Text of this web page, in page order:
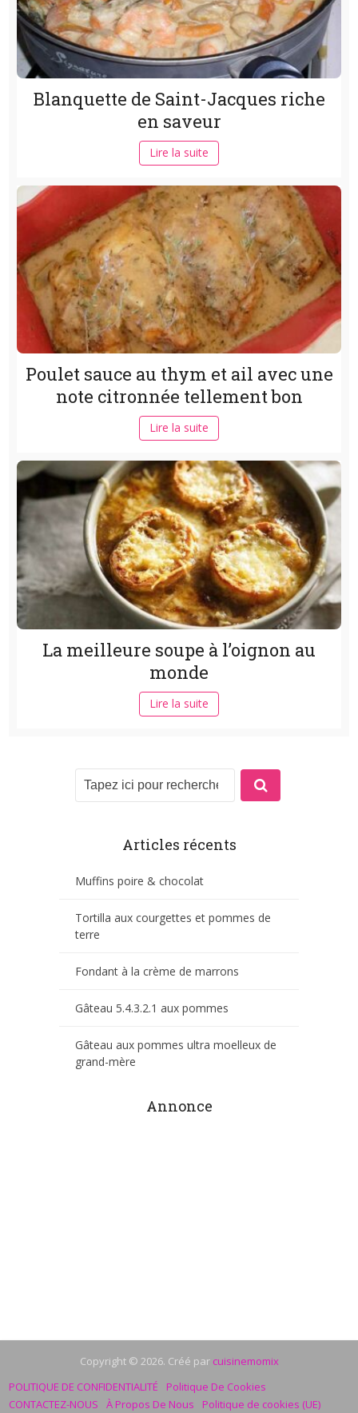
Blanquette de Saint-Jacques riche
en saveur
Lire la suite
Poulet sauce au thym et ail avec une
note citronnée tellement bon
Lire la suite
La meilleure soupe à l’oignon au
monde
Lire la suite
Articles récents
Muffins poire & chocolat
Tortilla aux courgettes et pommes de
terre
Fondant à la crème de marrons
Gâteau 5.4.3.2.1 aux pommes
Gâteau aux pommes ultra moelleux de
grand-mère
Annonce
Copyright © 2026. Créé par cuisinemomix
POLITIQUE DE CONFIDENTIALITÉ
Politique De Cookies
CONTACTEZ-NOUS
À Propos De Nous Politique de cookies (UE)